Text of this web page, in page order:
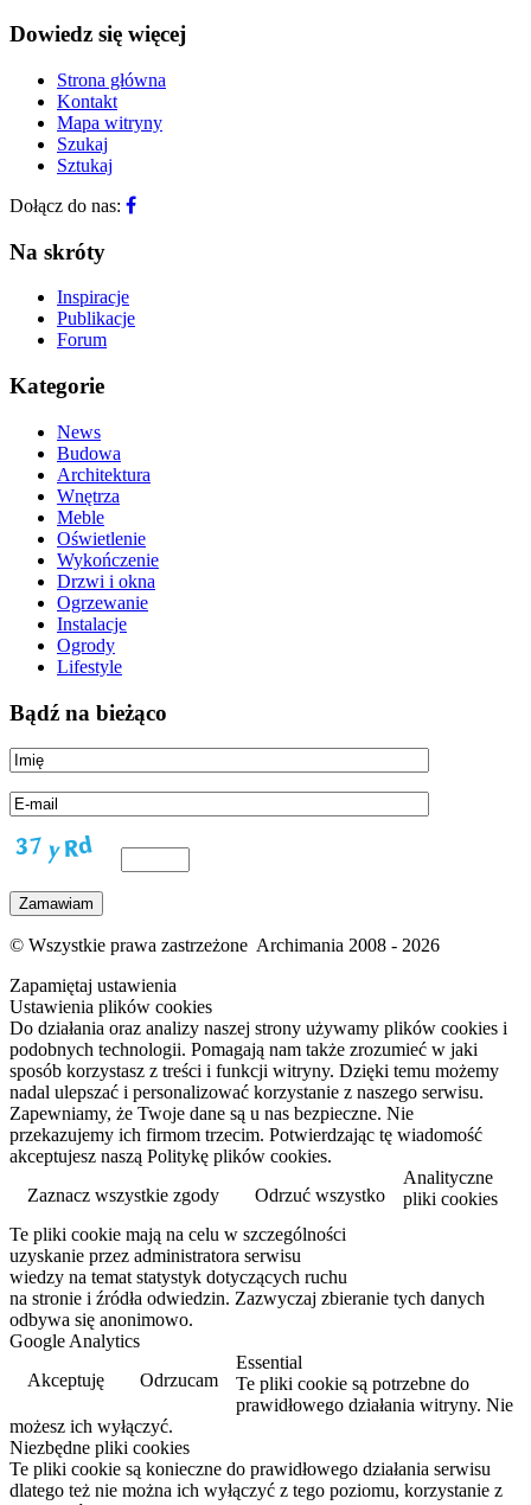
Dowiedz się więcej
Strona główna
Kontakt
Mapa witryny
Szukaj
Sztukaj
Dołącz do nas:
Na skróty
Inspiracje
Publikacje
Forum
Kategorie
News
Budowa
Architektura
Wnętrza
Meble
Oświetlenie
Wykończenie
Drzwi i okna
Ogrzewanie
Instalacje
Ogrody
Lifestyle
Bądź na bieżąco
© Wszystkie prawa zastrzeżone Archimania 2008 - 2026
Zapamiętaj ustawienia
Ustawienia plików cookies
Do działania oraz analizy naszej strony używamy plików cookies i
podobnych technologii. Pomagają nam także zrozumieć w jaki
sposób korzystasz z treści i funkcji witryny. Dzięki temu możemy
nadal ulepszać i personalizować korzystanie z naszego serwisu.
Zapewniamy, że Twoje dane są u nas bezpieczne. Nie
przekazujemy ich firmom trzecim. Potwierdzając tę wiadomość
akceptujesz naszą Politykę plików cookies.
Zaznacz wszystkie zgody
Odrzuć wszystko
Analityczne
pliki cookies
Te pliki cookie mają na celu w szczególności
uzyskanie przez administratora serwisu
wiedzy na temat statystyk dotyczących ruchu
na stronie i źródła odwiedzin. Zazwyczaj zbieranie tych danych
odbywa się anonimowo.
Google Analytics
Akceptuję
Odrzucam
Essential
Te pliki cookie są potrzebne do
prawidłowego działania witryny. Nie
możesz ich wyłączyć.
Niezbędne pliki cookies
Te pliki cookie są konieczne do prawidłowego działania serwisu
dlatego też nie można ich wyłączyć z tego poziomu, korzystanie z